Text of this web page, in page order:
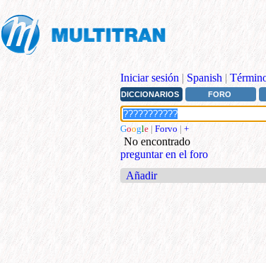
Iniciar sesión | Spanish |
DICCIONARIOS FORO
Google | Forvo | +
No encontrado
preguntar en el foro
Añadir